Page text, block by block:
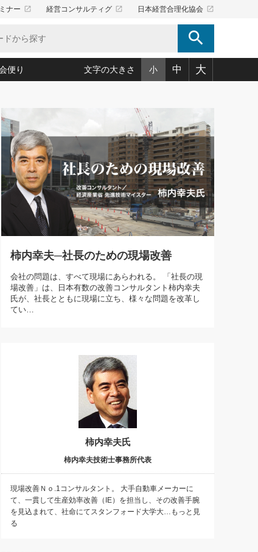
ナー launch 経営コンサルティグ launch 日本経営合理化協会 launch
search
「言葉狩り」
もっとみる
グ経営入
(210)
われる 気配りの達人(127)
(57)
の決め手(203)
社守成の好機(38)
力の磨き方」(86)
東洋思想に学ぶ経営学(132)
者たち」(32)
平の ──社長のための「か・ら・だマネジメント」
Ｖを味方に！新・仕事術(180)
の鍛え方(32)
しむ基礎レッスン(12)
が読むべき今月の4冊(88)
しむ読書術(162)
」(30)
ツ・ビジネスに学ぶ心理学(98)
『これぞ！"本物の温泉"』(157)
便り
「愛読者通信」著者インタビュー(44)
ビジネス見聞録 経営ニュース(100)
作間信司の経営無形庵(けいえいむぎょうあん)(166)
経営セミナー情報局(1)
繁栄への着眼点 牟田太陽(76)
講話を聞いて学ぼう 実学・耳学・磨く「ミミガク」のすすめ
文字の大きさ 小 中 大
柿内幸夫─社長のための現場改善
会社の問題は、すべて現場にあらわれる。 「社長の現
場改善」は、日本有数の改善コンサルタント柿内幸夫
氏が、社長とともに現場に立ち、様々な問題を改革し
てい…
柿内幸夫氏
柿内幸夫技術士事務所代表
現場改善Ｎｏ.1コンサルタント。 大手自動車メーカーに
て、一貫して生産効率改善（IE）を担当し、その改善手腕
を見込まれて、社命にてスタンフォード大学大…もっと見
る